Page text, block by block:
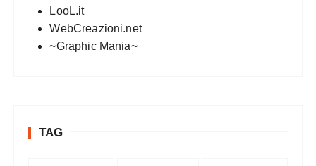
LooL.it
WebCreazioni.net
~Graphic Mania~
TAG